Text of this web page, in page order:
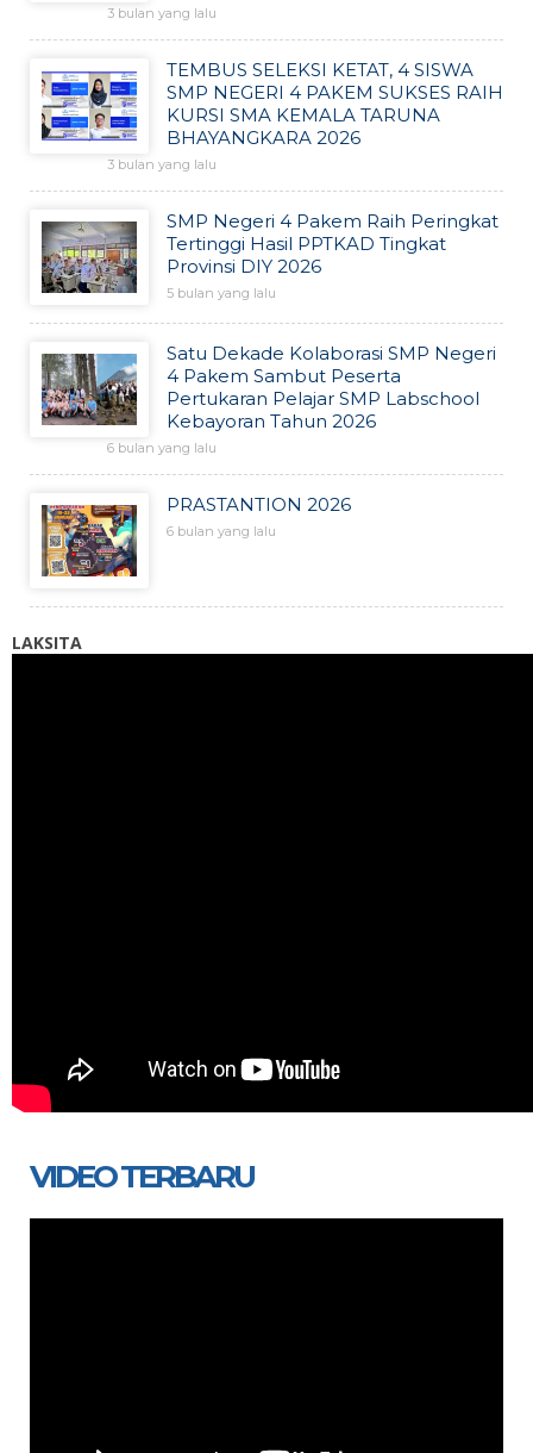
3 bulan yang lalu
TEMBUS SELEKSI KETAT, 4 SISWA
SMP NEGERI 4 PAKEM SUKSES RAIH
KURSI SMA KEMALA TARUNA
BHAYANGKARA 2026
3 bulan yang lalu
SMP Negeri 4 Pakem Raih Peringkat
Tertinggi Hasil PPTKAD Tingkat
Provinsi DIY 2026
5 bulan yang lalu
Satu Dekade Kolaborasi SMP Negeri
4 Pakem Sambut Peserta
Pertukaran Pelajar SMP Labschool
Kebayoran Tahun 2026
6 bulan yang lalu
PRASTANTION 2026
6 bulan yang lalu
LAKSITA
VIDEO TERBARU